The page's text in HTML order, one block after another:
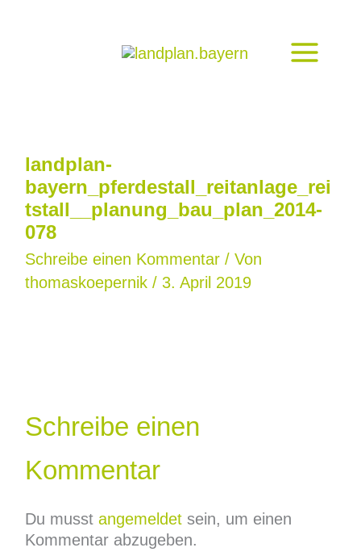
landplan-
bayern_pferdestall_reitanlage_rei
tstall__planung_bau_plan_2014-
078
Schreibe einen Kommentar / Von
thomaskoepernik / 3. April 2019
Schreibe einen
Kommentar
Du musst angemeldetsein, um einen
Kommentar abzugeben.